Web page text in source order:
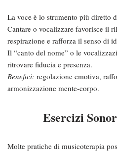
La voce è lo strumento più diretto
Cantare o vocalizzare favorisce il
respirazione e rafforza il senso di
Il “canto del nome” o le
ritrovare fiducia e presenza.
Benefici: regolazione emotiva,
armonizzazione mente-corpo.
Esercizi
Molte pratiche di musicoterapia